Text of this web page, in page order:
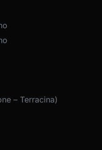
– Terracina)